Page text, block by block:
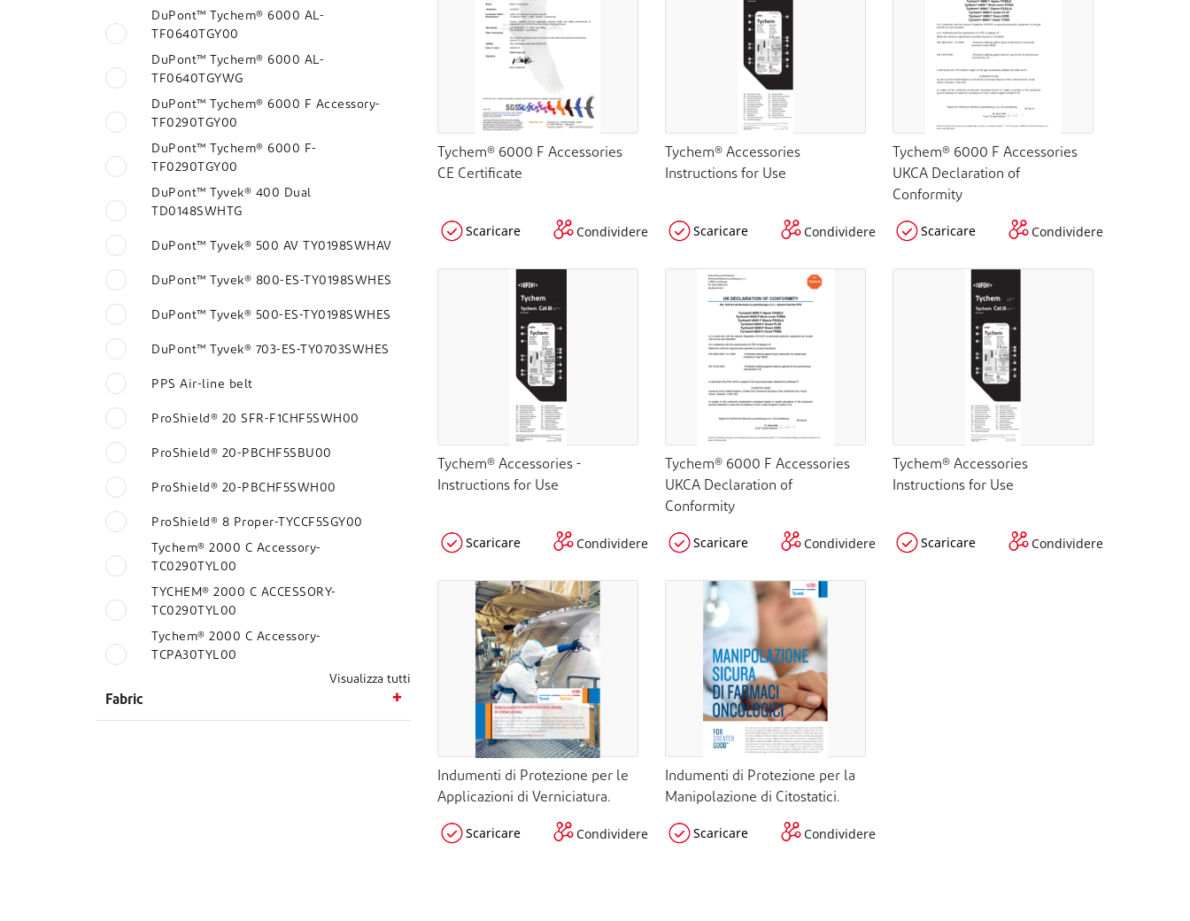
DuPont™ Tychem® 6000 AL-
TF0640TGY00
DuPont™ Tychem® 6000 AL-
TF0640TGYWG
DuPont™ Tychem® 6000 F Accessory-
TF0290TGY00
DuPont™ Tychem® 6000 F-
TF0290TGY00
DuPont™ Tyvek® 400 Dual
TD0148SWHTG
DuPont™ Tyvek® 500 AV TY0198SWHAV
DuPont™ Tyvek® 800-ES-TY0198SWHES
DuPont™ Tyvek® 500-ES-TY0198SWHES
DuPont™ Tyvek® 703-ES-TY0703SWHES
PPS Air-line belt
ProShield® 20 SFR-F1CHF5SWH00
ProShield® 20-PBCHF5SBU00
ProShield® 20-PBCHF5SWH00
ProShield® 8 Proper-TYCCF5SGY00
Tychem® 2000 C Accessory-
TC0290TYL00
TYCHEM® 2000 C ACCESSORY-
TC0290TYL00
Tychem® 2000 C Accessory-
TCPA30TYL00
Visualizza tutti
Fabric
Tychem® 6000 F Accessories
CE Certificate
Scaricare Condividere
Tychem® Accessories
Instructions for Use
Scaricare Condividere
Tychem® 6000 F Accessories
UKCA Declaration of
Conformity
Scaricare Condividere
Tychem® Accessories -
Instructions for Use
Scaricare Condividere
Tychem® 6000 F Accessories
UKCA Declaration of
Conformity
Scaricare Condividere
Tychem® Accessories
Instructions for Use
Scaricare Condividere
Indumenti di Protezione per le
Applicazioni di Verniciatura.
Scaricare Condividere
Indumenti di Protezione per la
Manipolazione di Citostatici.
Scaricare Condividere